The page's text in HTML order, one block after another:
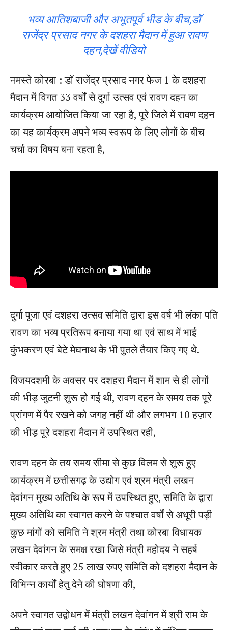
भव्य आतिशबाजी और अभूतपूर्व भीड के बीच,डॉ
राजेंद्र प्रसाद नगर के दशहरा मैदान में हुआ रावण
दहन,देखें वीडियो
नमस्ते कोरबा : डॉ राजेंद्र प्रसाद नगर फेज 1 के दशहरा
मैदान में विगत 33 वर्षों से दुर्गा उत्सव एवं रावण दहन का
कार्यक्रम आयोजित किया जा रहा है, पूरे जिले में रावण दहन
का यह कार्यक्रम अपने भव्य स्वरूप के लिए लोगों के बीच
चर्चा का विषय बना रहता है,
दुर्गा पूजा एवं दशहरा उत्सव समिति द्वारा इस वर्ष भी लंका पति
रावण का भव्य प्रतिरूप बनाया गया था एवं साथ में भाई
कुंभकरण एवं बेटे मेघनाथ के भी पुतले तैयार किए गए थे.
विजयदशमी के अवसर पर दशहरा मैदान में शाम से ही लोगों
की भीड़ जुटनी शुरू हो गई थी, रावण दहन के समय तक पूरे
प्रांगण में पैर रखने को जगह नहीं थी और लगभग 10 हज़ार
की भीड़ पूरे दशहरा मैदान में उपस्थित रही,
रावण दहन के तय समय सीमा से कुछ विलम से शुरू हुए
कार्यक्रम में छत्तीसगढ़ के उद्योग एवं श्रम मंत्री लखन
देवांगन मुख्य अतिथि के रूप में उपस्थित हुए, समिति के द्वारा
मुख्य अतिथि का स्वागत करने के पश्चात वर्षों से अधूरी पड़ी
कुछ मांगों को समिति ने श्रम मंत्री तथा कोरबा विधायक
लखन देवांगन के समक्ष रखा जिसे मंत्री महोदय ने सहर्ष
स्वीकार करते हुए 25 लाख रुपए समिति को दशहरा मैदान के
विभिन्न कार्यों हेतु देने की घोषणा की,
अपने स्वागत उद्बोधन में मंत्री लखन देवांगन में श्री राम के